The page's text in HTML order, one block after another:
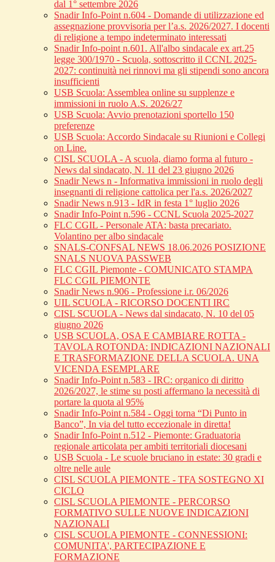
dal 1° settembre 2026
Snadir Info-Point n.604 - Domande di utilizzazione ed
assegnazione provvisoria per l’a.s. 2026/2027. I docenti
di religione a tempo indeterminato interessati
Snadir Info-point n.601. All'albo sindacale ex art.25
legge 300/1970 - Scuola, sottoscritto il CCNL 2025-
2027: continuità nei rinnovi ma gli stipendi sono ancora
insufficienti
USB Scuola: Assemblea online su supplenze e
immissioni in ruolo A.S. 2026/27
USB Scuola: Avvio prenotazioni sportello 150
preferenze
USB Scuola: Accordo Sindacale su Riunioni e Collegi
on Line.
CISL SCUOLA - A scuola, diamo forma al futuro -
News dal sindacato, N. 11 del 23 giugno 2026
Snadir News n - Informativa immissioni in ruolo degli
insegnanti di religione cattolica per l'a.s. 2026/2027
Snadir News n.913 - IdR in festa 1° luglio 2026
Snadir Info-Point n.596 - CCNL Scuola 2025-2027
FLC CGIL - Personale ATA: basta precariato.
Volantino per albo sindacale
SNALS-CONFSAL NEWS 18.06.2026 POSIZIONE
SNALS NUOVA PASSWEB
FLC CGIL Piemonte - COMUNICATO STAMPA
FLC CGIL PIEMONTE
Snadir News n.906 - Professione i.r. 06/2026
UIL SCUOLA - RICORSO DOCENTI IRC
CISL SCUOLA - News dal sindacato, N. 10 del 05
giugno 2026
USB SCUOLA, OSA E CAMBIARE ROTTA -
TAVOLA ROTONDA: INDICAZIONI NAZIONALI
E TRASFORMAZIONE DELLA SCUOLA. UNA
VICENDA ESEMPLARE
Snadir Info-Point n.583 - IRC: organico di diritto
2026/2027, le stime su posti affermano la necessità di
portare la quota al 95%
Snadir Info-Point n.584 - Oggi torna “Di Punto in
Banco”, In via del tutto eccezionale in diretta!
Snadir Info-Point n.512 - Piemonte: Graduatoria
regionale articolata per ambiti territoriali diocesani
USB Scuola - Le scuole bruciano in estate: 30 gradi e
oltre nelle aule
CISL SCUOLA PIEMONTE - TFA SOSTEGNO XI
CICLO
CISL SCUOLA PIEMONTE - PERCORSO
FORMATIVO SULLE NUOVE INDICAZIONI
NAZIONALI
CISL SCUOLA PIEMONTE - CONNESSIONI:
COMUNITA', PARTECIPAZIONE E
FORMAZIONE